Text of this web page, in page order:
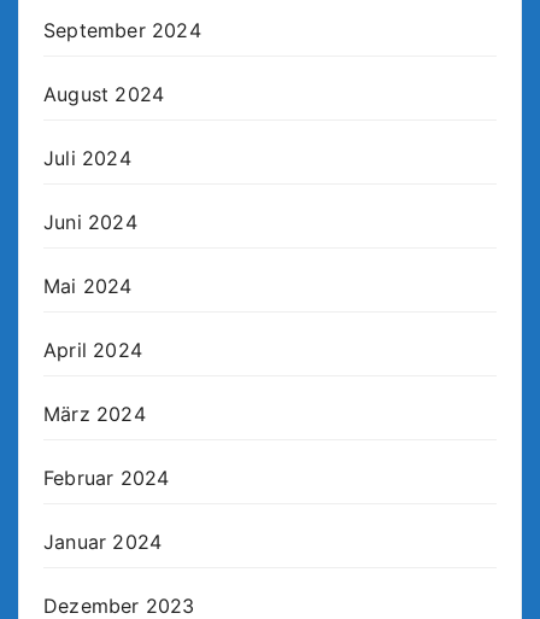
September 2024
August 2024
Juli 2024
Juni 2024
Mai 2024
April 2024
März 2024
Februar 2024
Januar 2024
Dezember 2023